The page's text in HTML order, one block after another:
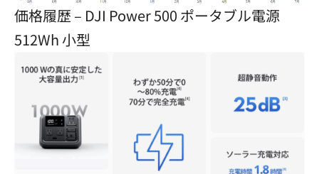
価格履歴 – DJI Power 500 ポータブル電源
512Wh 小型